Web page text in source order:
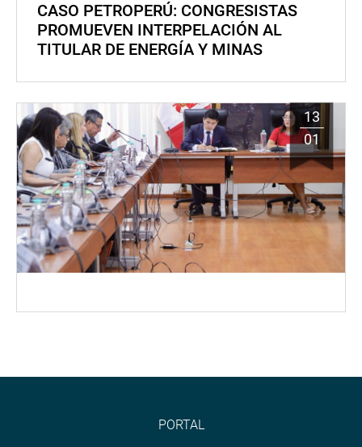
CASO PETROPERÚ: CONGRESISTAS
PROMUEVEN INTERPELACIÓN AL
TITULAR DE ENERGÍA Y MINAS
13
01
PORTAL